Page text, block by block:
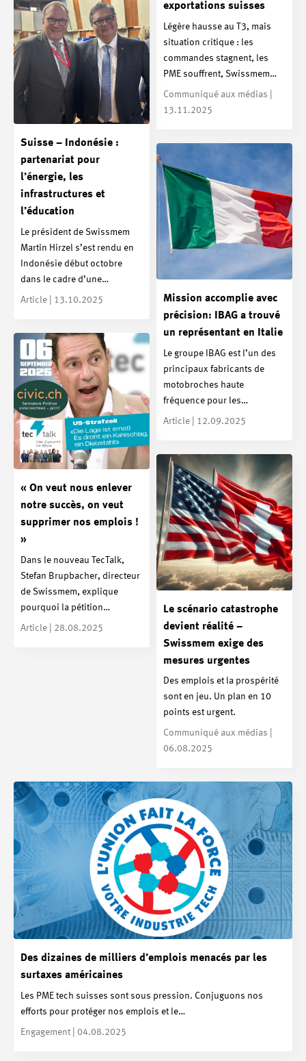
exportations suisses
Légère hausse au T3, mais
situation critique : les
commandes stagnent, les
PME souffrent, Swissmem…
Communiqué aux médias |
13.11.2025
Suisse – Indonésie :
partenariat pour
l’énergie, les
infrastructures et
l’éducation
Le président de Swissmem
Martin Hirzel s’est rendu en
Indonésie début octobre
dans le cadre d’une…
Article | 13.10.2025
Mission accomplie avec
précision: IBAG a trouvé
un représentant en Italie
Le groupe IBAG est l’un des
principaux fabricants de
motobroches haute
fréquence pour les…
Article | 12.09.2025
« On veut nous enlever
notre succès, on veut
supprimer nos emplois !
»
Dans le nouveau TecTalk,
Stefan Brupbacher, directeur
de Swissmem, explique
pourquoi la pétition…
Article | 28.08.2025
Le scénario catastrophe
devient réalité –
Swissmem exige des
mesures urgentes
Des emplois et la prospérité
sont en jeu. Un plan en 10
points est urgent.
Communiqué aux médias |
06.08.2025
Des dizaines de milliers d’emplois menacés par les
surtaxes américaines
Les PME tech suisses sont sous pression. Conjuguons nos
efforts pour protéger nos emplois et le…
Engagement | 04.08.2025